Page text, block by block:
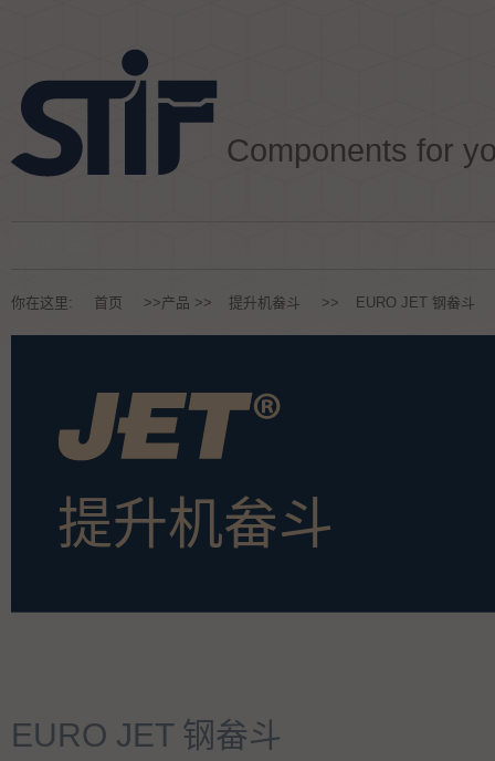
Components for
你在这里: 首页 >>产品 >> 提升机畚斗 >> EURO JET 钢畚斗
提升机畚斗
EURO JET 钢畚斗